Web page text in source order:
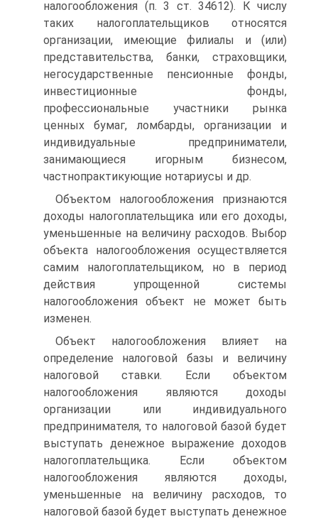
налогообложения (п. 3 ст. 34612). К числу
таких налогоплательщиков относятся
организации, имеющие филиалы и (или)
представительства, банки, страховщики,
негосударственные пенсионные фонды,
инвестиционные фонды,
профессиональные участники рынка
ценных бумаг, ломбарды, организации и
индивидуальные предприниматели,
занимающиеся игорным бизнесом,
частнопрактикующие нотариусы и др.
Объектом налогообложения признаются
доходы налогоплательщика или его доходы,
уменьшенные на величину расходов. Выбор
объекта налогообложения осуществляется
самим налогоплательщиком, но в период
действия упрощенной системы
налогообложения объект не может быть
изменен.
Объект налогообложения влияет на
определение налоговой базы и величину
налоговой ставки. Если объектом
налогообложения являются доходы
организации или индивидуального
предпринимателя, то налоговой базой будет
выступать денежное выражение доходов
налогоплательщика. Если объектом
налогообложения являются доходы,
уменьшенные на величину расходов, то
налоговой базой будет выступать денежное